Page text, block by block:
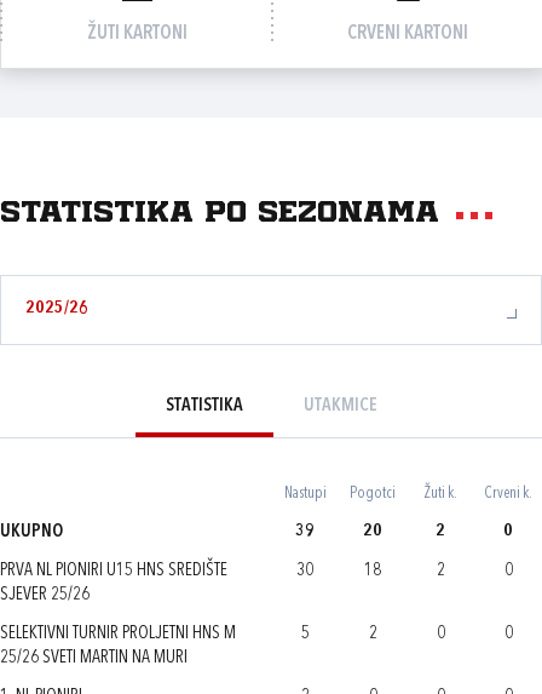
ŽUTI KARTONI CRVENI KARTONI
Statistika po sezonama
2025/26
STATISTIKA UTAKMICE
Nastupi Pogotci Žuti k. Crveni k.
UKUPNO 39 20 2 0
PRVA NL PIONIRI U15 HNS SREDIŠTE
SJEVER 25/26
30 18 2 0
SELEKTIVNI TURNIR PROLJETNI HNS M
25/26 SVETI MARTIN NA MURI
5 2 0 0